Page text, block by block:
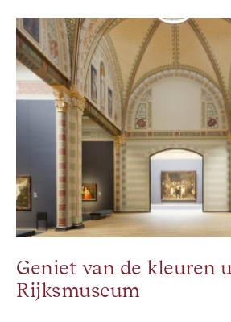
Geniet van de kleuren
Rijksmuseum